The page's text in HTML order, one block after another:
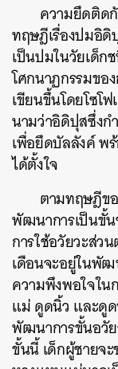
ความยึดติด
ทฤษฎีเรื่องปมอิดิ
เป็นปมในวัยเด็
โศกนาฏกรรมขอ
เขียนขึ้นโดยโซโ
นามว่าอิดิปุสซึ่งก
เพื่อยึดบัลลังค์ พ
ได้ตั้งใจ
ตามทฤษฎีข
พัฒนาการเป็นขั้
การใช้อวัยวะส่วน
เดือนจะอยู่ในพัฒ
ความพึงพอใจใน
แม่ ดูดนิ้ว และดู
พัฒนาการขั้นอวัย
ขั้นนี้ เด็กผู้ชายจ